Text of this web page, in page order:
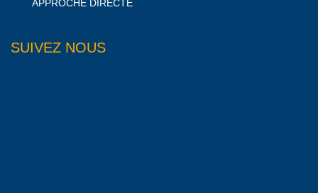
APPROCHE DIRECTE
SUIVEZ NOUS